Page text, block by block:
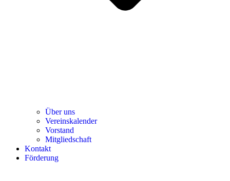
Über uns
Ver­einska­len­der
Vor­stand
Mit­glied­schaft
Kon­takt
För­de­rung